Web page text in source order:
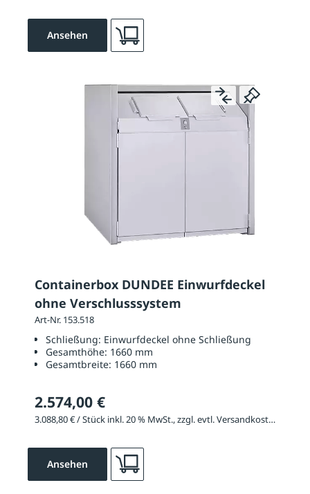
Ansehen
Containerbox DUNDEE Einwurfdeckel
ohne Verschlusssystem
Art-Nr. 153.518
Schließung: Einwurfdeckel ohne Schließung
Gesamthöhe: 1660 mm
Gesamtbreite: 1660 mm
2.574,00 €
3.088,80 € / Stück inkl. 20 % MwSt., zzgl. evtl. Versandkosten
Ansehen